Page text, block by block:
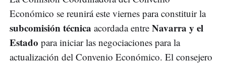
Económico se reunirá este viernes para constituir la
subcomisión técnica acordada entre Navarra y el
Estado para iniciar las negociaciones para la
actualización del Convenio Económico. El consejero